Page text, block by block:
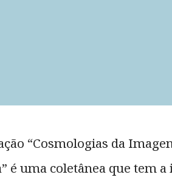
“Cosmologias da
é uma coletânea que tem